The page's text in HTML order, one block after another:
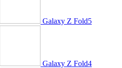
Galaxy Z Fold5
Galaxy Z Fold4